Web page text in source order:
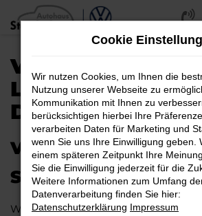
Zum
Hauptinhalt
VW
LIEFERSERVICE
DETMOLD
VW
SPARPAKET FÜR
Wenn maximaler Nachlass und
Cookie
Wir nutzen Cookies, um Ihnen die
Nutzung unserer Webseite zu
Kommunikation mit Ihnen zu
berücksichtigen hierbei Ihre
verarbeiten Daten für Marketing und
wenn Sie uns Ihre Einwilligung geben.
einem späteren Zeitpunkt Ihre
Sie die Einwilligung jederzeit für die
Weitere Informationen zum Umfang
Datenverarbeitung finden Sie hier:
Datenschutzerklärung Impressum